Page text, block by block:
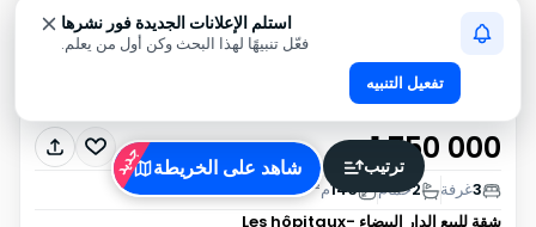
1 750 000د٠م
3غرفة 2حمام 143م²
شقة للبيع الدار البيضاء -Les hôpitaux
جديد شاهد على الخريطة ترتيب
استلم الإعلانات الجديدة فور نشرها
فعّل تنبيهًا لهذا البحث وكن أول من يعلم.
تفعيل التنبيه